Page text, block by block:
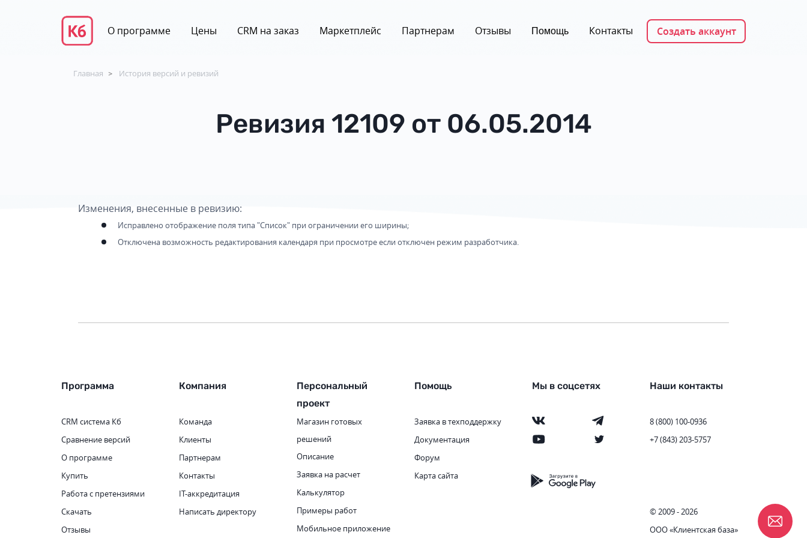
О программе Цены CRM на заказ Маркетплейс Партнерам Отзывы Помощь Контакты Создать аккаунт
Главная > История версий и ревизий
Ревизия 12109 от 06.05.2014
Изменения, внесенные в ревизию:
Исправлено отображение поля типа "Список" при ограничении его ширины;
Отключена возможность редактирования календаря при просмотре если отключен режим разработчика.
Программа
CRM система Кб
Сравнение версий
О программе
Купить
Работа с претензиями
Скачать
Отзывы
Компания
Команда
Клиенты
Партнерам
Контакты
IT-аккредитация
Написать директору
Персональный
проект
Магазин готовых
решений
Описание
Заявка на расчет
Калькулятор
Примеры работ
Мобильное приложение
Помощь
Заявка в техподдержку
Документация
Форум
Карта сайта
Мы в соцсетях Наши контакты
8 (800) 100-0936
+7 (843) 203-5757
© 2009 - 2026
ООО «Клиентская база»